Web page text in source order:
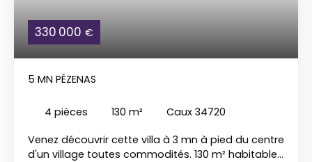
330 000 €
5 MN PÉZENAS
4 pièces 130 m² Caux 34720
Venez découvrir cette villa à 3 mn à pied du centre
d'un village toutes commodités. 130 m² habitable